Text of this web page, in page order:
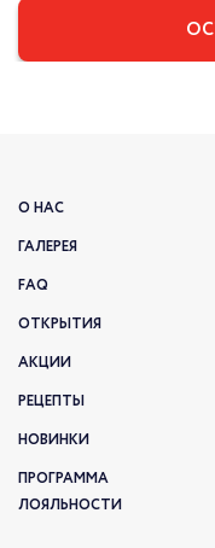
О НАС
ГАЛЕРЕЯ
FAQ
ОТКРЫТИЯ
АКЦИИ
РЕЦЕПТЫ
НОВИНКИ
ПРОГРАММА
ЛОЯЛЬНОСТИ